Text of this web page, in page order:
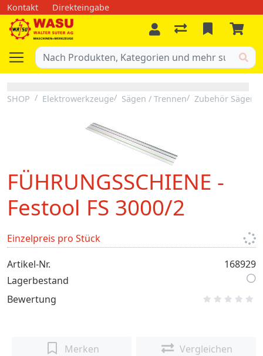
Kontakt Direkteingabe
SHOP Elektrowerkzeuge Sägen / Trennen Zubehör Sägen
FÜHRUNGSSCHIENE -
Festool FS 3000/2
Einzelpreis pro Stück
Artikel-Nr.
168929
Lagerbestand
Bewertung
Merken Vergleichen